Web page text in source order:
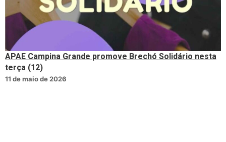
APAE Campina Grande promove Brechó Solidário nesta
terça (12)
11 de maio de 2026